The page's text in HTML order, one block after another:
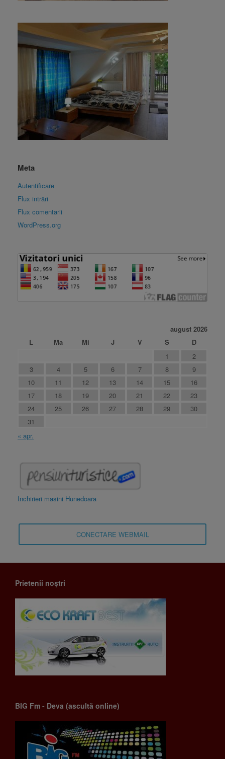
Meta
Autentificare
Flux intrări
Flux comentarii
WordPress.org
august 2026
L
Ma Mi J V S
D
1
2
3
4 5 6 7 8
9
10
11 12 13 14 15
16
17
18 19 20 21 22
23
24
25 26 27 28 29
30
31
« apr.
Inchirieri masini Hunedoara
CONECTARE WEBMAIL
Prietenii noștri
BIG Fm - Deva (ascultă online)